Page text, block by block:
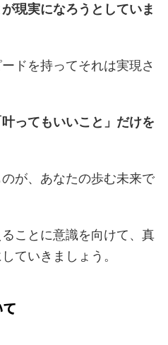
現実になろうとしていま
ドを持ってそれは実現さ
ってもいいこと」だけを
が、あなたの歩む未来で
ことに意識を向けて、真
ていきましょう。